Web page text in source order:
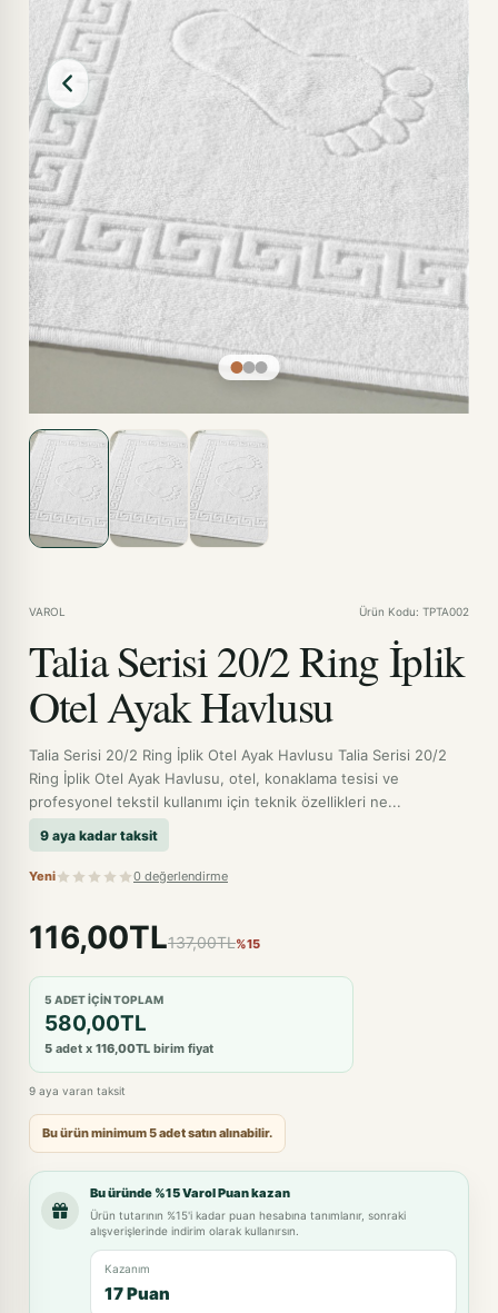
VAROL Ürün Kodu: TPTA002
Talia Serisi 20/2 Ring İplik
Otel Ayak Havlusu
Talia Serisi 20/2 Ring İplik Otel Ayak Havlusu Talia Serisi 20/2
Ring İplik Otel Ayak Havlusu, otel, konaklama tesisi ve
profesyonel tekstil kullanımı için teknik özellikleri ne...
9 aya kadar taksit
Yeni 0 değerlendirme
116,00TL137,00TL%15
5 ADET IÇIN TOPLAM
580,00TL
5 adet x 116,00TL birim fiyat
9 aya varan taksit
Bu ürün minimum 5 adet satın alınabilir.
Bu üründe %15 Varol Puan kazan
Ürün tutarının %15'i kadar puan hesabına tanımlanır, sonraki
alışverişlerinde indirim olarak kullanırsın.
Kazanım
17 Puan